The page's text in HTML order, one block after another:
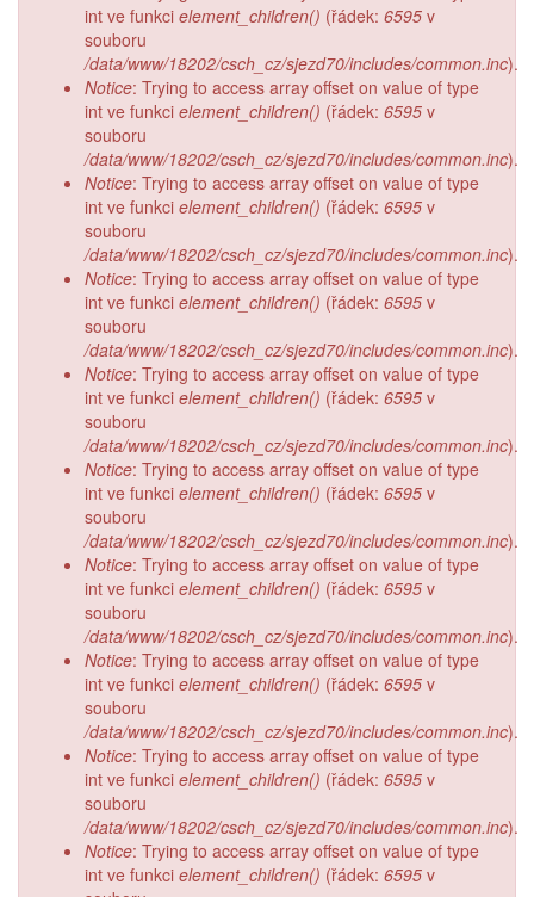
int ve funkci element_children() (řádek: 6595 v
souboru
/data/www/18202/csch_cz/sjezd70/includes/common.inc).
Notice: Trying to access array offset on value of type
int ve funkci element_children() (řádek: 6595 v
souboru
/data/www/18202/csch_cz/sjezd70/includes/common.inc).
Notice: Trying to access array offset on value of type
int ve funkci element_children() (řádek: 6595 v
souboru
/data/www/18202/csch_cz/sjezd70/includes/common.inc).
Notice: Trying to access array offset on value of type
int ve funkci element_children() (řádek: 6595 v
souboru
/data/www/18202/csch_cz/sjezd70/includes/common.inc).
Notice: Trying to access array offset on value of type
int ve funkci element_children() (řádek: 6595 v
souboru
/data/www/18202/csch_cz/sjezd70/includes/common.inc).
Notice: Trying to access array offset on value of type
int ve funkci element_children() (řádek: 6595 v
souboru
/data/www/18202/csch_cz/sjezd70/includes/common.inc).
Notice: Trying to access array offset on value of type
int ve funkci element_children() (řádek: 6595 v
souboru
/data/www/18202/csch_cz/sjezd70/includes/common.inc).
Notice: Trying to access array offset on value of type
int ve funkci element_children() (řádek: 6595 v
souboru
/data/www/18202/csch_cz/sjezd70/includes/common.inc).
Notice: Trying to access array offset on value of type
int ve funkci element_children() (řádek: 6595 v
souboru
/data/www/18202/csch_cz/sjezd70/includes/common.inc).
Notice: Trying to access array offset on value of type
int ve funkci element_children() (řádek: 6595 v